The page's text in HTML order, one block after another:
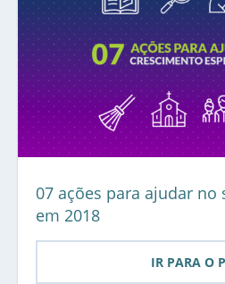
07 ações para ajudar no
em 2018
IR PARA O